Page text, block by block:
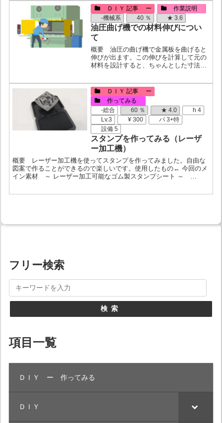
す。呼び方・ローラーチェーン・Roller
chainＤＩＹ...
ＤＩＹ 記事 ー
作業説明
-機械系
40 ％ ★ 3.6
油圧曲げ機での材料伸びについ
て
概要 油圧の曲げ機で金属板を曲げると
伸びが出ます。この伸びを計算して元の
材料を設計すると、ちゃんとした寸法を
作成しておくと便利です。 （機械や材
質によって伸びは変わるので、自分の使
う機械・材質で、試し曲げ...
ＤＩＹ 記事 ー
作ってみる
-総合
60 ％ ★ 4.0
h 4
Lv.3
¥ 300
パ 3+特
設備 5
スタンプを作ってみる（レーザ
ー加工機）
概要 レーザー加工機を使ってスタンプを作ってみました。自由な
図案で作ることができるので楽しいです。使用したもの← 今回のメ
イン素材 ～ レーザー加工可能なゴム製スタンプシート ～
フリー検索
検索
項目一覧
ＤＩＹ ー 作ってみる
ＤＩＹ